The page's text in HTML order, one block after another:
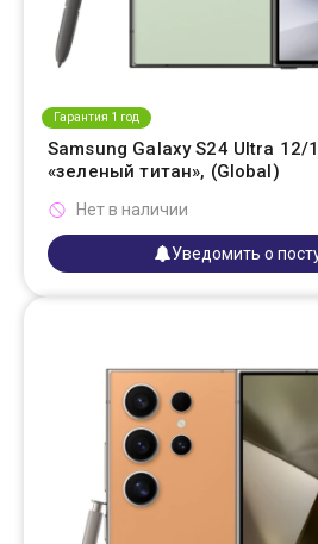
Гарантия 1 год
Samsung Galaxy S24 Ultra 12/
«зеленый титан», (Global)
Нет в наличии
Уведомить о